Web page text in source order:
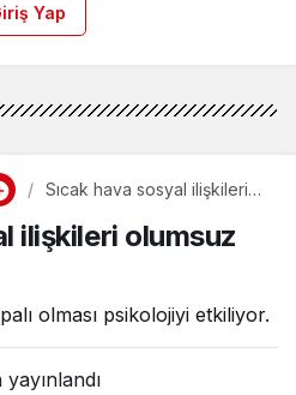
Yap
Sıcak hava sosyal ilişkileri
ilişkileri olumsuz
olması psikolojiyi etkiliyor.